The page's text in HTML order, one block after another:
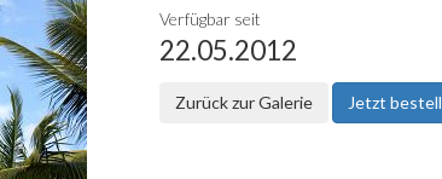
Verfügbar seit
22.05.2012
Zurück zur Galerie Jetzt